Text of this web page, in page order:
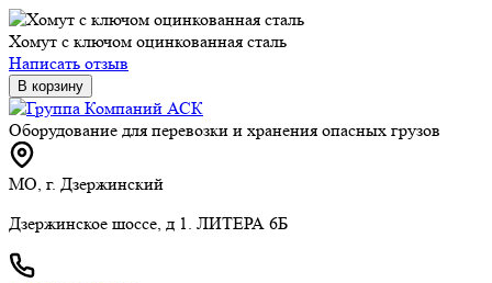
Хомут с ключом оцинкованная сталь
Написать отзыв
В корзину
Оборудование для перевозки и хранения опасных грузов
МО, г. Дзержинский
Дзержинское шоссе, д 1. ЛИТЕРА 6Б